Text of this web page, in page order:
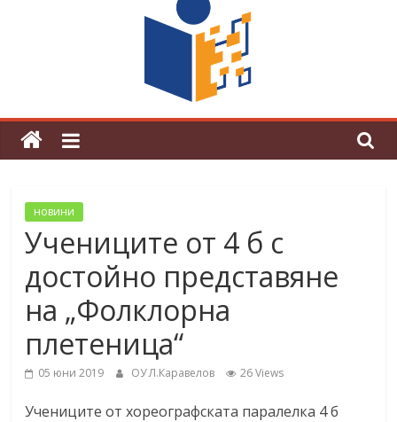
поредна награда от конкурс на
център за развитие на човешките
ресурси (ЦРЧР)
новини
Учениците от 4 б с
достойно представяне
на „Фолклорна
плетеница“
05 юни 2019 ОУ Л.Каравелов 26 Views
Учениците от хореографската паралелка 4 б